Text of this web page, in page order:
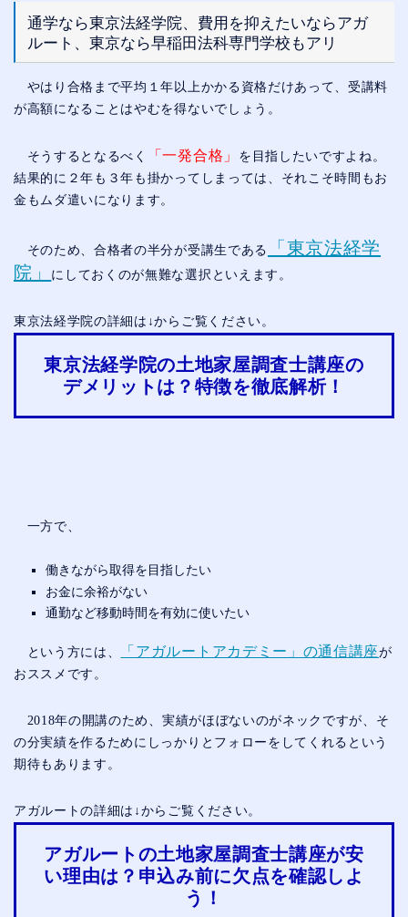
通学なら東京法経学院、費用を抑えたいならアガ
ルート、東京なら早稲田法科専門学校もアリ
やはり合格まで平均１年以上かかる資格だけあって、受講料
が高額になることはやむを得ないでしょう。
そうするとなるべく 「一発合格」
を目指したいですよね。
結果的に２年も３年も掛かってしまっては、それこそ時間もお
金もムダ遣いになります。
そのため、合格者の半分が受講生である
「東京法経学
院」
にしておくのが無難な選択といえます。
東京法経学院の詳細は↓からご覧ください。
東京法経学院の土地家屋調査士講座の
デメリットは？特徴を徹底解析！
一方で、
働きながら取得を目指したい
お金に余裕がない
通勤など移動時間を有効に使いたい
という方には、 「アガルートアカデミー」の通信講座が
おススメです。
2018年の開講のため、実績がほぼないのがネックですが、そ
の分実績を作るためにしっかりとフォローをしてくれるという
期待もあります。
アガルートの詳細は↓からご覧ください。
アガルートの土地家屋調査士講座が安
い理由は？申込み前に欠点を確認しよ
う！